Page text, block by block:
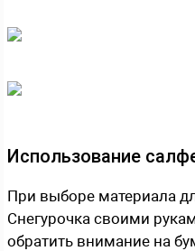
Использование
При выборе материала
Снегурочка своими
обратить внимание на